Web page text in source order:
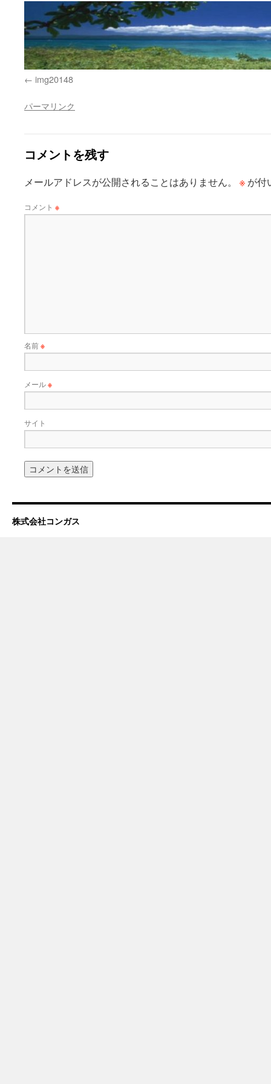
img20148
パーマリンク
コメントを残す
メールアドレスが公開されることはありません。 ※ が付
コメント ※
名前※
メール※
サイト
株式会社コンガス